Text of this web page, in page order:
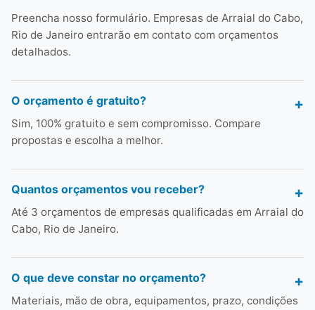
Preencha nosso formulário. Empresas de Arraial do Cabo,
Rio de Janeiro entrarão em contato com orçamentos
detalhados.
O orçamento é gratuito?
Sim, 100% gratuito e sem compromisso. Compare
propostas e escolha a melhor.
Quantos orçamentos vou receber?
Até 3 orçamentos de empresas qualificadas em Arraial do
Cabo, Rio de Janeiro.
O que deve constar no orçamento?
Materiais, mão de obra, equipamentos, prazo, condições